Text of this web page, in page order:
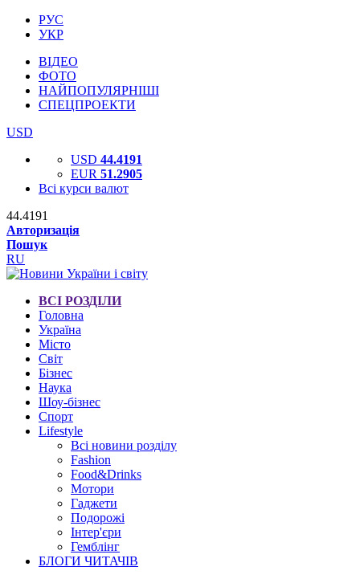
РУС
УКР
ВІДЕО
ФОТО
НАЙПОПУЛЯРНІШІ
СПЕЦПРОЕКТИ
USD
USD 44.4191
EUR 51.2905
Всі курси валют
44.4191
Авторизація
Пошук
RU
ВСІ РОЗДІЛИ
Головна
Україна
Місто
Світ
Бізнес
Наука
Шоу-бізнес
Спорт
Lifestyle
Всі новини розділу
Fashion
Food&Drinks
Мотори
Гаджети
Подорожі
Інтер'єри
Гемблінг
БЛОГИ ЧИТАЧІВ